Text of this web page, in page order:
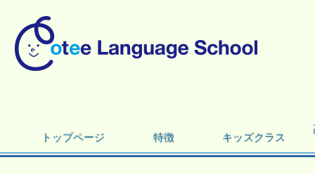
トップページ 特徴 キッズクラス